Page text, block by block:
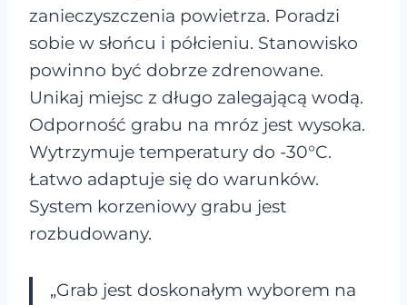
zanieczyszczenia powietrza. Poradzi
sobie w słońcu i półcieniu. Stanowisko
powinno być dobrze zdrenowane.
Unikaj miejsc z długo zalegającą wodą.
Odporność grabu na mróz jest wysoka.
Wytrzymuje temperatury do -30°C.
Łatwo adaptuje się do warunków.
System korzeniowy grabu jest
rozbudowany.
„Grab jest doskonałym wyborem na